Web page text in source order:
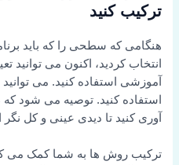
کنید
سطحی را که باید برنامه آموزشی
اکنون می توانید تعیین کنید که
کنید. می توانید از یک
کنید. توصیه می شود که داده های
تا دیدی عینی و کل نگر از برنامه
ها به شما کمک می کند تا بینش